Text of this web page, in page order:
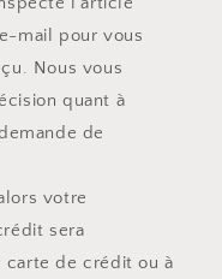
mail pour vous
Nous vous
quant à
de
votre
sera
de crédit ou à